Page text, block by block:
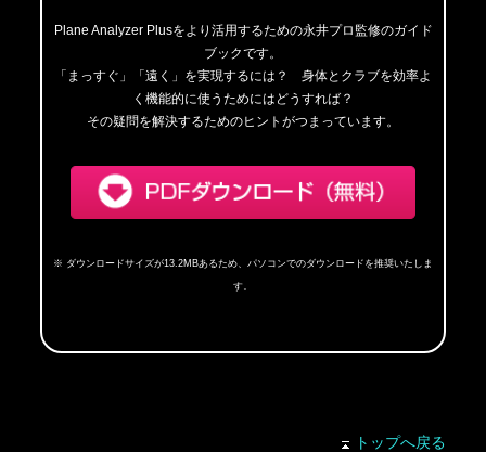
Plane Analyzer Plusをより活用するための永井プロ監修のガイド
ブックです。
「まっすぐ」「遠く」を実現するには？ 身体とクラブを効率よ
く機能的に使うためにはどうすれば？
その疑問を解決するためのヒントがつまっています。
※ ダウンロードサイズが13.2MBあるため、パソコンでのダウンロードを推奨いたしま
す。
トップへ戻る